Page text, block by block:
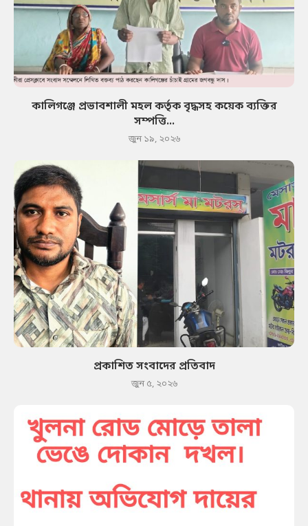
কালিগঞ্জে প্রভাবশালী মহল কর্তৃক বৃদ্ধসহ কয়েক ব্যক্তির
সম্পত্তি...
জুন ১৯, ২০২৬
প্রকাশিত সংবাদের প্রতিবাদ
জুন ৫, ২০২৬